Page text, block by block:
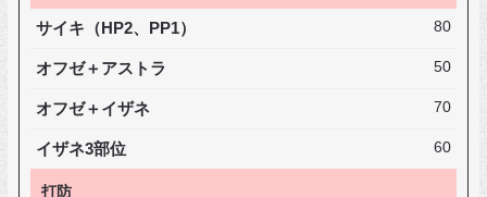
サイキ（HP2、PP1） 80
オフゼ＋アストラ 50
オフゼ＋イザネ 70
イザネ3部位 60
打防